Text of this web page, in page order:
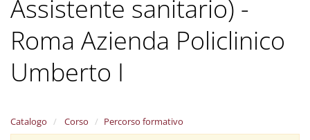
Assistente sanitario) -
Roma Azienda Policlinico
Umberto I
Catalogo Corso Percorso formativo